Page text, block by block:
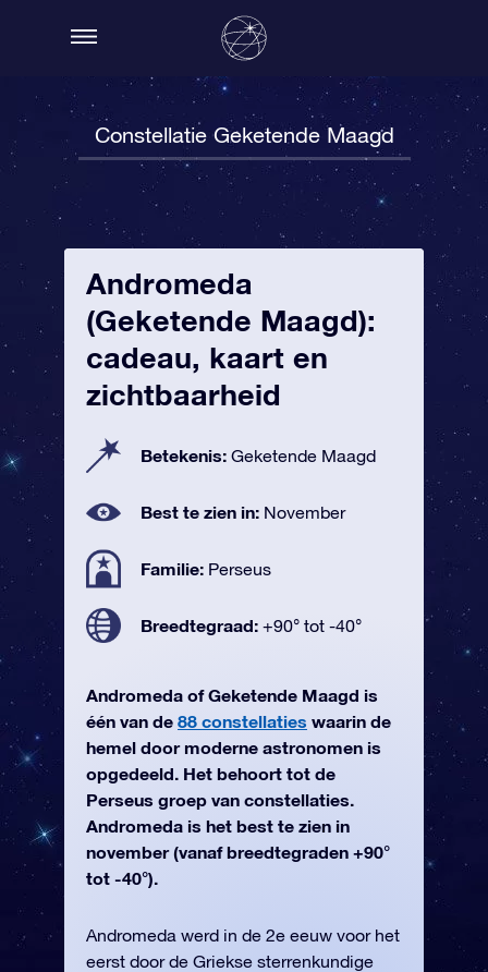
Constellatie Geketende Maagd
Andromeda
(Geketende Maagd):
cadeau, kaart en
zichtbaarheid
Betekenis: Geketende Maagd
Best te zien in: November
Familie: Perseus
Breedtegraad: +90° tot -40°
Andromeda of Geketende Maagd is
één van de 88 constellaties waarin de
hemel door moderne astronomen is
opgedeeld. Het behoort tot de
Perseus groep van constellaties.
Andromeda is het best te zien in
november (vanaf breedtegraden +90°
tot -40°).
Andromeda werd in de 2e eeuw voor het
eerst door de Griekse sterrenkundige